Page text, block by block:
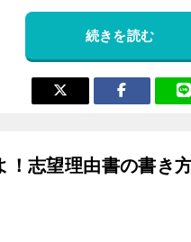
続きを読む
！志望理由書の書き